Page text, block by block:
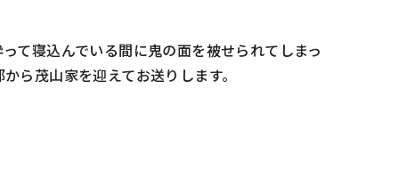
て寝込んでいる間に鬼の面を被せられてしまっ
ら茂山家を迎えてお送りします。